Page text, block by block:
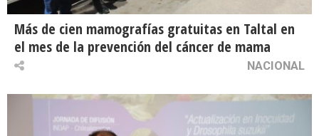
Más de cien mamografías gratuitas en Taltal en
el mes de la prevención del cáncer de mama
NACIONAL